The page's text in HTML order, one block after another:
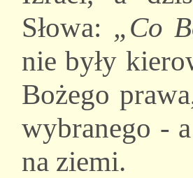
Słowa: „Co
nie były
Bożego
wybranego -
na ziemi.